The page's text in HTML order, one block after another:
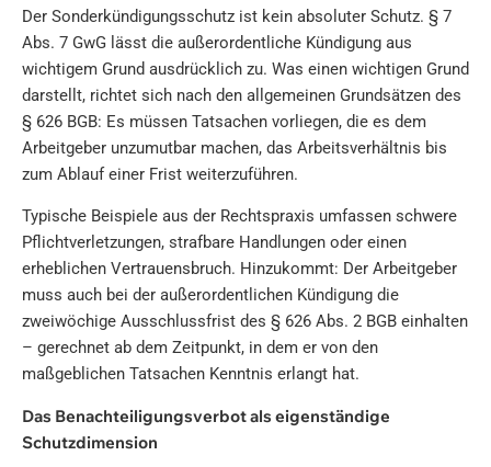
Der Sonderkündigungsschutz ist kein absoluter Schutz. § 7
Abs. 7 GwG lässt die außerordentliche Kündigung aus
wichtigem Grund ausdrücklich zu. Was einen wichtigen Grund
darstellt, richtet sich nach den allgemeinen Grundsätzen des
§ 626 BGB: Es müssen Tatsachen vorliegen, die es dem
Arbeitgeber unzumutbar machen, das Arbeitsverhältnis bis
zum Ablauf einer Frist weiterzuführen.
Typische Beispiele aus der Rechtspraxis umfassen schwere
Pflichtverletzungen, strafbare Handlungen oder einen
erheblichen Vertrauensbruch. Hinzukommt: Der Arbeitgeber
muss auch bei der außerordentlichen Kündigung die
zweiwöchige Ausschlussfrist des § 626 Abs. 2 BGB einhalten
– gerechnet ab dem Zeitpunkt, in dem er von den
maßgeblichen Tatsachen Kenntnis erlangt hat.
Das Benachteiligungsverbot als eigenständige
Schutzdimension